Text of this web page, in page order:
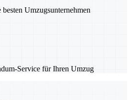
Umzugsunternehmen
Service für Ihren Umzug